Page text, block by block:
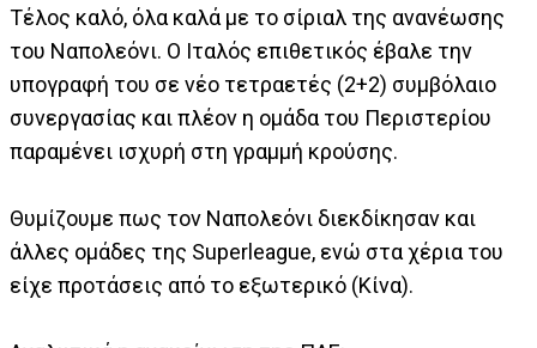
Τέλος καλό, όλα καλά με το σίριαλ της ανανέωσης
του Ναπολεόνι. Ο Ιταλός επιθετικός έβαλε την
υπογραφή του σε νέο τετραετές (2+2) συμβόλαιο
συνεργασίας και πλέον η ομάδα του Περιστερίου
παραμένει ισχυρή στη γραμμή κρούσης.
Θυμίζουμε πως τον Ναπολεόνι διεκδίκησαν και
άλλες ομάδες της Superleague, ενώ στα χέρια του
είχε προτάσεις από το εξωτερικό (Κίνα).